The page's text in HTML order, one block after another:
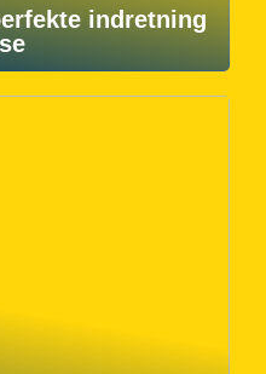
indretning